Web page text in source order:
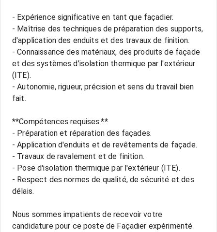
- Expérience significative en tant que façadier.
- Maîtrise des techniques de préparation des supports,
d'application des enduits et des travaux de finition.
- Connaissance des matériaux, des produits de façade
et des systèmes d'isolation thermique par l'extérieur
(ITE).
- Autonomie, rigueur, précision et sens du travail bien
fait.
**Compétences requises:**
- Préparation et réparation des façades.
- Application d'enduits et de revêtements de façade.
- Travaux de ravalement et de finition.
- Pose d'isolation thermique par l'extérieur (ITE).
- Respect des normes de qualité, de sécurité et des
délais.
Nous sommes impatients de recevoir votre
candidature pour ce poste de Façadier expérimenté